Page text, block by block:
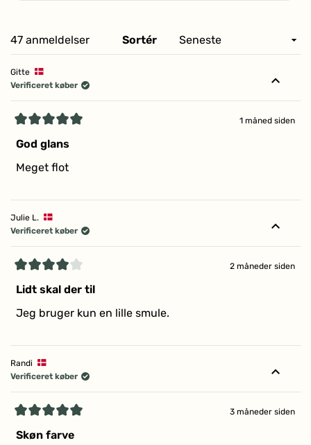
47 anmeldelser Sortér
Gitte
Verificeret køber
5
af
5
1 måned siden
God glans
Meget flot
Julie L.
Verificeret køber
4
af
5
2 måneder siden
Lidt skal der til
Jeg bruger kun en lille smule.
Randi
Verificeret køber
5
3 måneder siden
Skøn farve
Indlæser...